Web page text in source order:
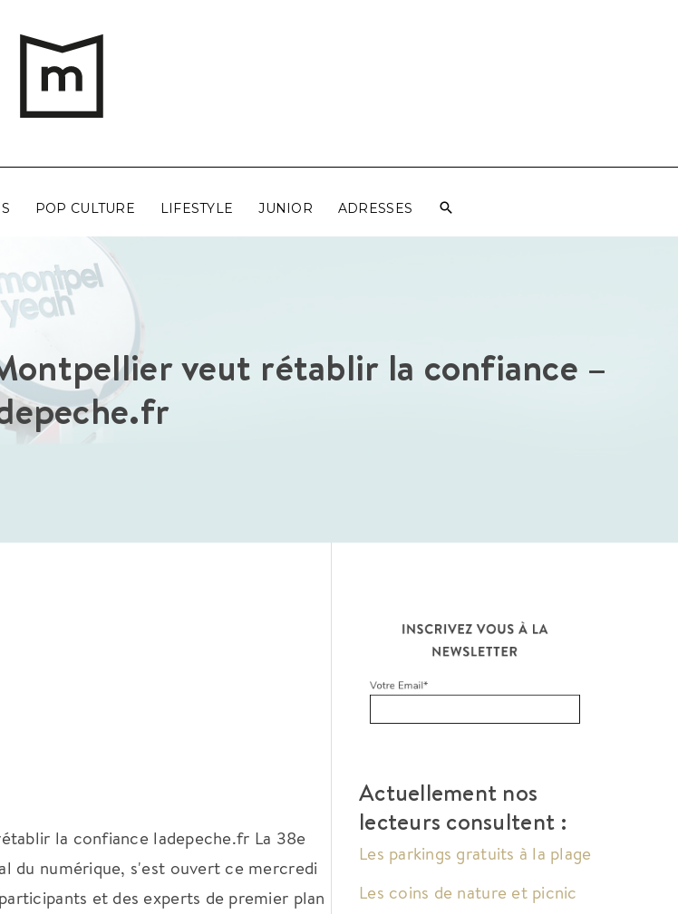
POP CULTURE LIFESTYLE JUNIOR ADRESSES
veut rétablir la confiance –
la confiance ladepeche.fr La 38e
du numérique, s'est ouvert ce mercredi
et des experts de premier plan
Actuellement nos
lecteurs consultent :
Les parkings gratuits à la plage
Les coins de nature et picnic